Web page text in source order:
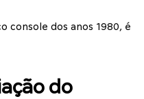
console dos anos 1980, é
do